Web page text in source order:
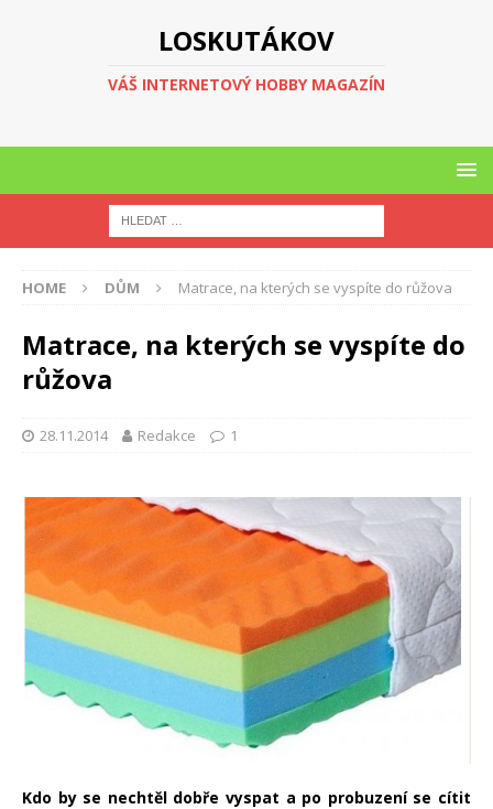
LOSKUTÁKOV
VÁŠ INTERNETOVÝ HOBBY MAGAZÍN
HOME DŮM Matrace, na kterých se vyspíte do růžova
Matrace, na kterých se vyspíte do
růžova
28.11.2014 Redakce 1
Kdo by se nechtěl dobře vyspat a po probuzení se cítit